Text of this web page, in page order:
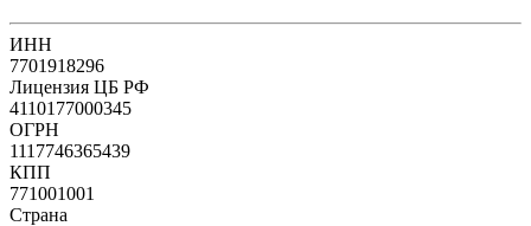
ИНН
7701918296
Лицензия ЦБ РФ
4110177000345
ОГРН
1117746365439
КПП
771001001
Страна